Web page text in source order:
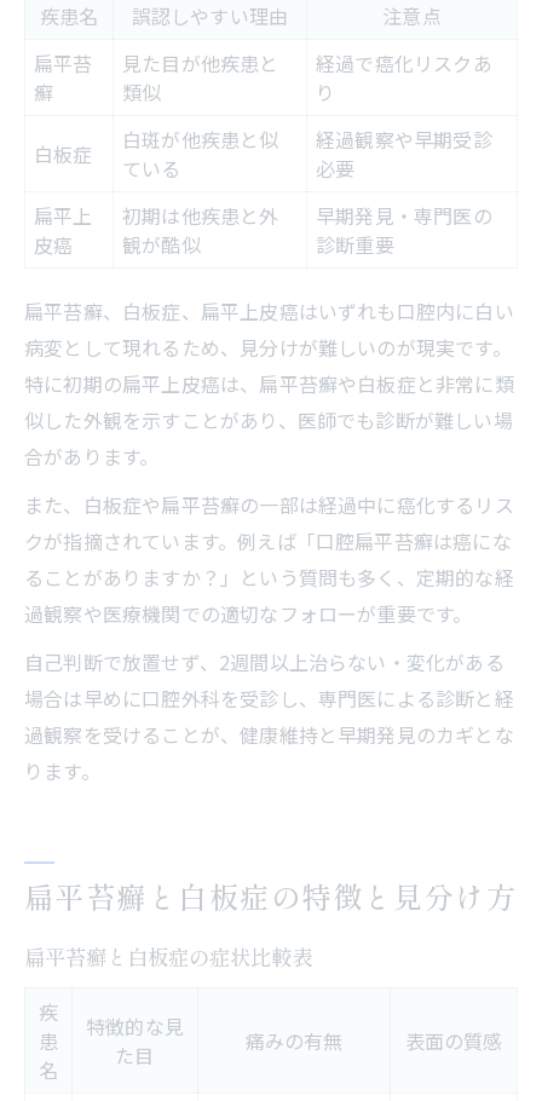
疾患名 誤認しやすい理由
注意点
扁平苔
癬
見た目が他疾患と
類似
経過で癌化リスクあ
り
白板症
白斑が他疾患と似
ている
経過観察や早期受診
必要
扁平上
皮癌
初期は他疾患と外
観が酷似
早期発見・専門医の
診断重要
扁平苔癬、白板症、扁平上皮癌はいずれも口腔内に白い
病変として現れるため、見分けが難しいのが現実です。
特に初期の扁平上皮癌は、扁平苔癬や白板症と非常に類
似した外観を示すことがあり、医師でも診断が難しい場
合があります。
また、白板症や扁平苔癬の一部は経過中に癌化するリス
クが指摘されています。例えば「口腔扁平苔癬は癌にな
ることがありますか？」という質問も多く、定期的な経
過観察や医療機関での適切なフォローが重要です。
自己判断で放置せず、2週間以上治らない・変化がある
場合は早めに口腔外科を受診し、専門医による診断と経
過観察を受けることが、健康維持と早期発見のカギとな
ります。
扁平苔癬と白板症の特徴と見分け方
扁平苔癬と白板症の症状比較表
疾
患
名
特徴的な見
た目
痛みの有無 表面の質感